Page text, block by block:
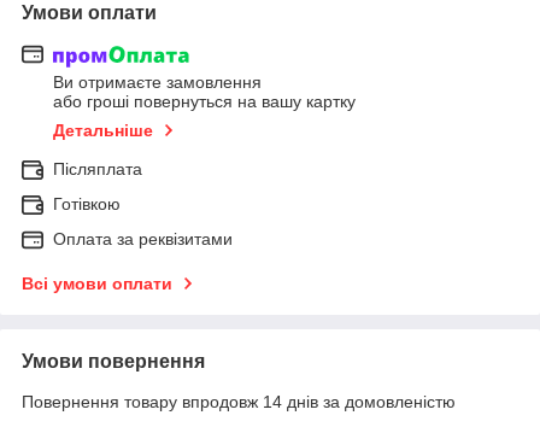
Умови оплати
Ви отримаєте замовлення
або гроші повернуться на вашу картку
Детальніше
Післяплата
Готівкою
Оплата за реквізитами
Всі умови оплати
Умови повернення
Повернення товару впродовж 14 днів за домовленістю